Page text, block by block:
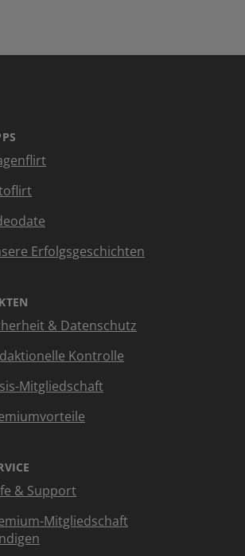
Erfolgsgeschichten
& Datenschutz
Kontrolle
Mitgliedschaft
& Support
Mitgliedschaft